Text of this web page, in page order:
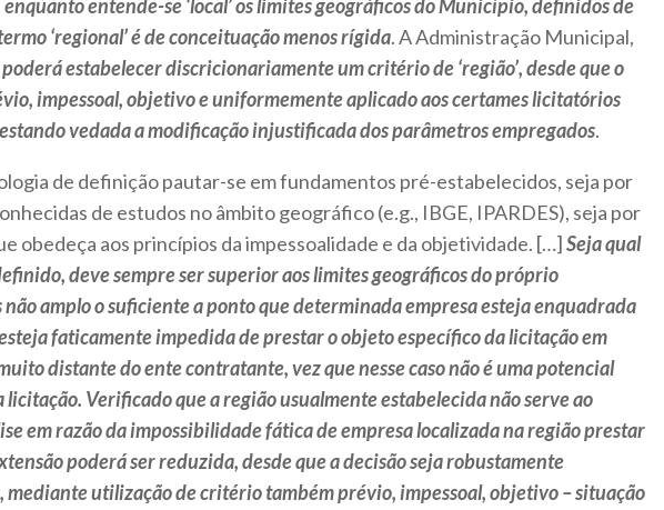
enquanto entende-se ‘local’ os limites geográficos do Município, definidos de
‘regional’ é de conceituação menos rígida. A Administração Municipal,
poderá estabelecer discricionariamente um critério de ‘região’, desde que o
impessoal, objetivo e uniformemente aplicado aos certames licitatórios
vedada a modificação injustificada dos parâmetros empregados.
de definição pautar-se em fundamentos pré-estabelecidos, seja por
de estudos no âmbito geográfico (e.g., IBGE, IPARDES), seja por
obedeça aos princípios da impessoalidade e da objetividade. […]Seja qual
deve sempre ser superior aos limites geográficos do próprio
amplo o suficiente a ponto que determinada empresa esteja enquadrada
faticamente impedida de prestar o objeto específico da licitação em
distante do ente contratante, vez que nesse caso não é uma potencial
licitação. Verificado que a região usualmente estabelecida não serve ao
em razão da impossibilidade fática de empresa localizada na região prestar
poderá ser reduzida, desde que a decisão seja robustamente
utilização de critério também prévio, impessoal, objetivo – situação